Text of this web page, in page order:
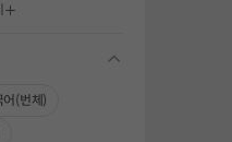
folding
어(번체)